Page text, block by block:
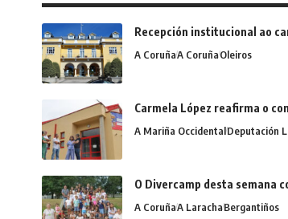
Recepción institucional ao
A CoruñaA CoruñaOleiros
Carmela López reafirma o
A Mariña OccidentalDeputación
O Divercamp desta semana
A CoruñaA LarachaBergantiños